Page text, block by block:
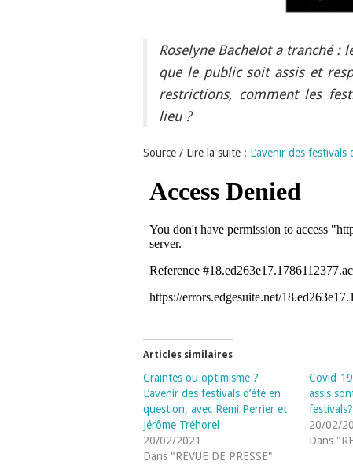
Roselyne Bachelot a tranché :
que le public soit assis et
restrictions, comment les
lieu ?
Source / Lire la suite : L’avenir des festivals
Articles similaires
Craintes ou optimisme ?
L’avenir des festivals d’été en
question, avec Rémi Perrier et
Jérôme Tréhorel
20/02/2021
Dans "REVUE DE PRESSE"
Covid-
assis
festivals?
20/02/
Dans